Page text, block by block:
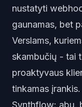
nustatyti
gaunamas, bet
Verslams,
skambučių - tai
proaktyvaus
tinkamas įrankis.
Synthflow: abu,